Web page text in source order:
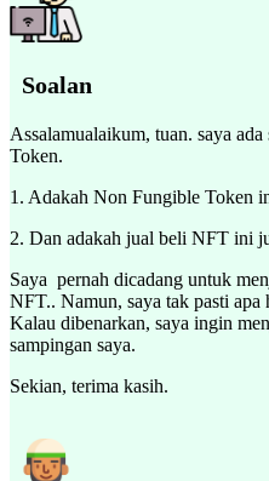
Soalan
Assalamualaikum, tuan. saya
Token.
1. Adakah Non Fungible Token
2. Dan adakah jual beli NFT ini
Saya pernah dicadang untuk
NFT.. Namun, saya tak pasti
Kalau dibenarkan, saya ingin
sampingan saya.
Sekian, terima kasih.